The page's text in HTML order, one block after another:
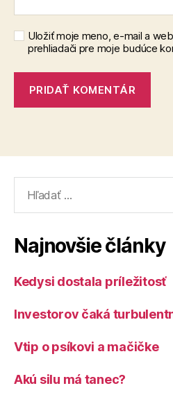
Uložiť moje meno, e-mail a
prehliadači pre moje budúce
Najnovšie články
Kedysi dostala príležitosť
Investorov čaká
Vtip o psíkovi a mačičke
Akú silu má tanec?